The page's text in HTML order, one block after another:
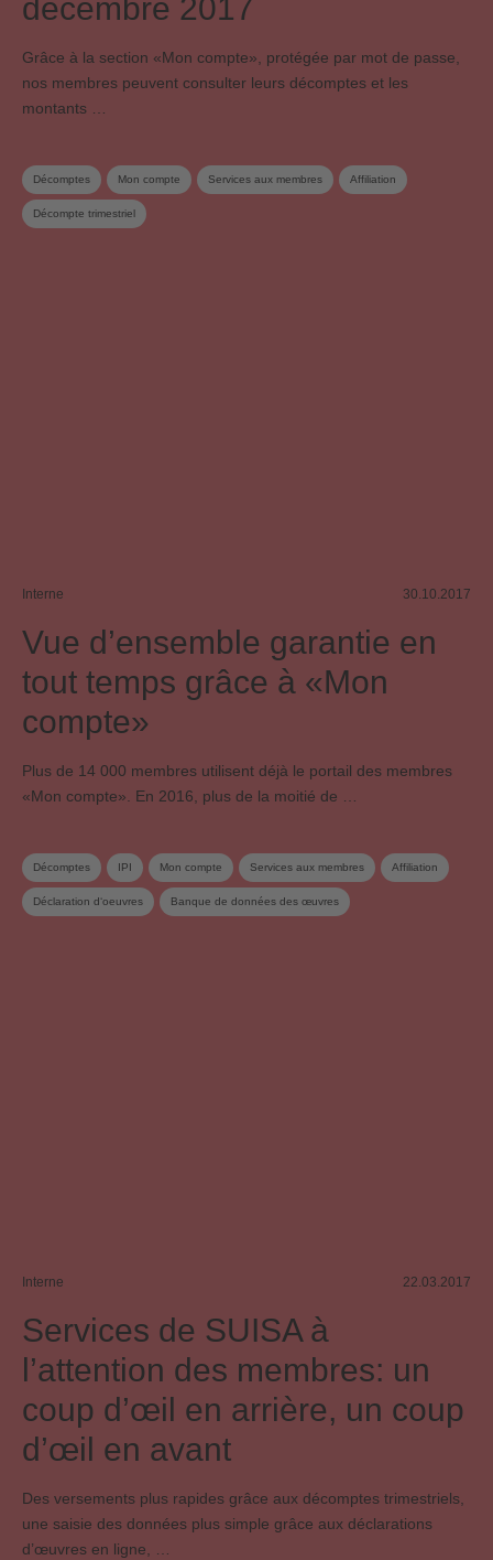
décembre 2017
Grâce à la section «Mon compte», protégée par mot de passe,
nos membres peuvent consulter leurs décomptes et les
montants …
Décomptes Mon compte Services aux membres Affiliation
Décompte trimestriel
Interne 30.10.2017
Vue d’ensemble garantie en
tout temps grâce à «Mon
compte»
Plus de 14 000 membres utilisent déjà le portail des membres
«Mon compte». En 2016, plus de la moitié de …
Décomptes IPI Mon compte Services aux membres Affiliation
Déclaration d‘oeuvres Banque de données des œuvres
Interne 22.03.2017
Services de SUISA à
l’attention des membres: un
coup d’œil en arrière, un coup
d’œil en avant
Des versements plus rapides grâce aux décomptes trimestriels,
une saisie des données plus simple grâce aux déclarations
d’œuvres en ligne, …